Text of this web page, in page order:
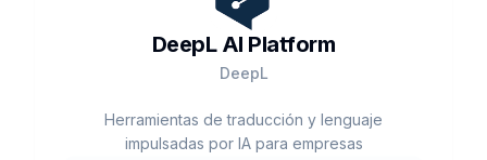
DeepL AI Platform
DeepL
Herramientas de traducción y lenguaje
impulsadas por IA para empresas